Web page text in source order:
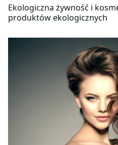
Ekologiczna żywność i
produktów ekologicznych